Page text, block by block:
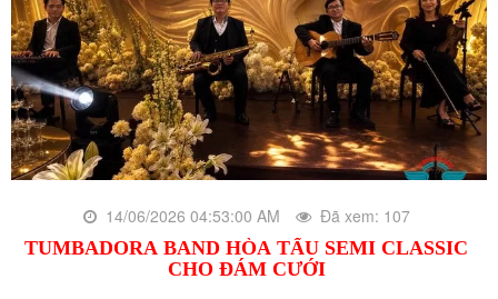
14/06/2026 04:53:00 AM Đã xem: 107
TUMBADORA BAND HÒA TẤU SEMI CLASSIC
CHO ĐÁM CƯỚI